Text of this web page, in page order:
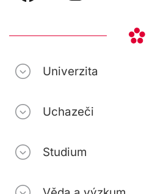
Univerzita
Uchazeči
Studium